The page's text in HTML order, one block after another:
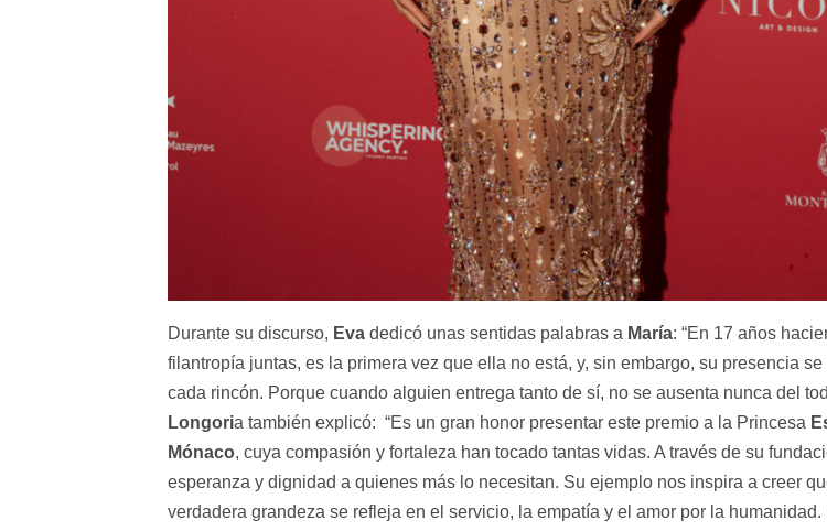
Durante su discurso, Evadedicó unas sentidas palabras a María: “En 17 años
filantropía juntas, es la primera vez que ella no está, y, sin embargo, su presencia se
cada rincón. Porque cuando alguien entrega tanto de sí, no se ausenta nunca del
Longoria también explicó: “Es un gran honor presentar este premio a la Princesa
Mónaco, cuya compasión y fortaleza han tocado tantas vidas. A través de su
esperanza y dignidad a quienes más lo necesitan. Su ejemplo nos inspira a creer
verdadera grandeza se refleja en el servicio, la empatía y el amor por la humanidad.